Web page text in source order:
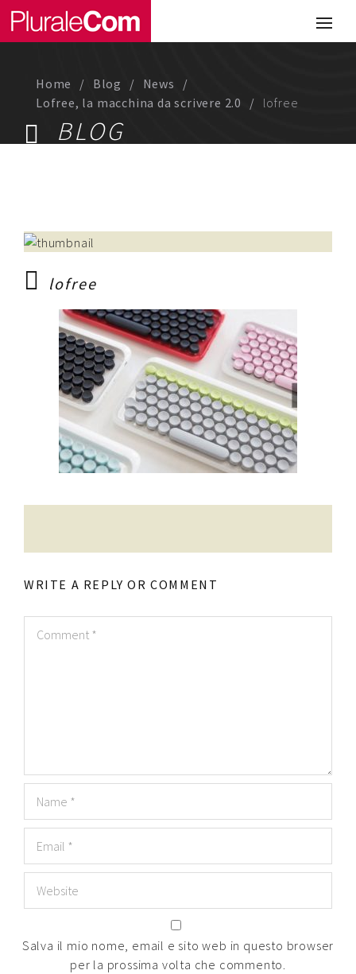
Portfolio
Comunicazione
Chi siamo
Lavora con noi
Magazine
Contatti
Raffaele Gerardi
Home Blog
News
Lofree, la macchina da scrivere 2.0
lofree
BLOG
lofree
WRITE A REPLY OR COMMENT
Salva il mio nome, email e sito web in questo browser
per la prossima volta che commento.